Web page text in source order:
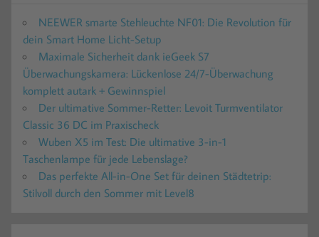
NEEWER smarte Stehleuchte NF01: Die Revolution für
dein Smart Home Licht-Setup
Maximale Sicherheit dank ieGeek S7
Überwachungskamera: Lückenlose 24/7-Überwachung
komplett autark + Gewinnspiel
Der ultimative Sommer-Retter: Levoit Turmventilator
Classic 36 DC im Praxischeck
Wuben X5 im Test: Die ultimative 3-in-1
Taschenlampe für jede Lebenslage?
Das perfekte All-in-One Set für deinen Städtetrip:
Stilvoll durch den Sommer mit Level8